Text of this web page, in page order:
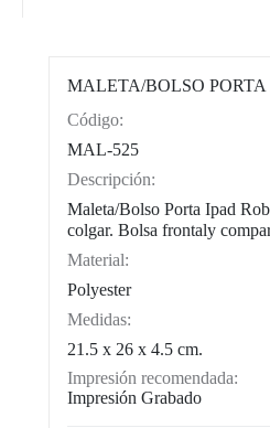
MALETA/BOLSO
Código:
MAL-525
Descripción:
Maleta/Bolso Porta Ipad
colgar. Bolsa frontaly
Material:
Polyester
Medidas:
21.5 x 26 x 4.5 cm.
Impresión recomendada:
Impresión Grabado